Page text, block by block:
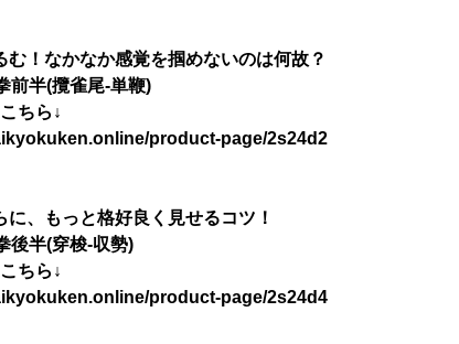
む！なかなか感覚を掴めないのは何故？
前半(攬雀尾-単鞭)
ちら↓
product-page/2s24d2
に、もっと格好良く見せるコツ！
後半(穿梭-収勢)
ちら↓
product-page/2s24d4